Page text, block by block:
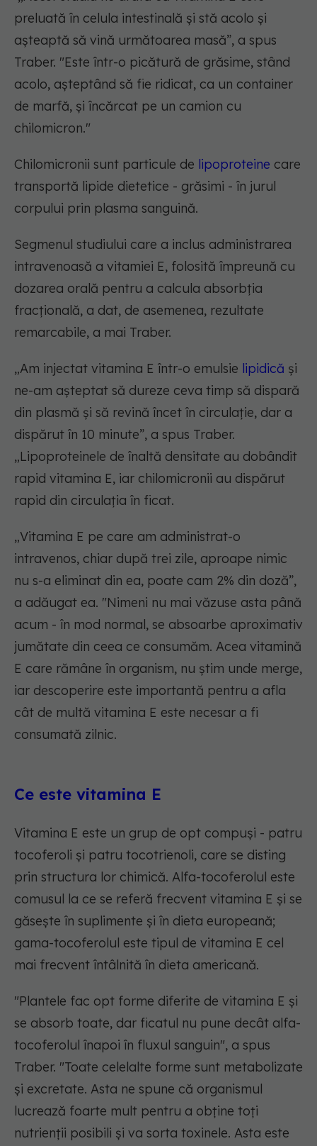
preluată în celula intestinală și stă acolo și
așteaptă să vină următoarea masă”, a spus
Traber. "Este într-o picătură de grăsime, stând
acolo, așteptând să fie ridicat, ca un container
de marfă, și încărcat pe un camion cu
chilomicron."
Chilomicronii sunt particule de lipoproteine care
transportă lipide dietetice - grăsimi - în jurul
corpului prin plasma sanguină.
Segmenul studiului care a inclus administrarea
intravenoasă a vitamiei E, folosită împreună cu
dozarea orală pentru a calcula absorbția
fracțională, a dat, de asemenea, rezultate
remarcabile, a mai Traber.
„Am injectat vitamina E într-o emulsie lipidică și
ne-am așteptat să dureze ceva timp să dispară
din plasmă și să revină încet în circulație, dar a
dispărut în 10 minute”, a spus Traber.
„Lipoproteinele de înaltă densitate au dobândit
rapid vitamina E, iar chilomicronii au dispărut
rapid din circulația în ficat.
„Vitamina E pe care am administrat-o
intravenos, chiar după trei zile, aproape nimic
nu s-a eliminat din ea, poate cam 2% din doză”,
a adăugat ea. "Nimeni nu mai văzuse asta până
acum - în mod normal, se absoarbe aproximativ
jumătate din ceea ce consumăm. Acea vitamină
E care rămâne în organism, nu știm unde merge,
iar descoperire este importantă pentru a afla
cât de multă vitamina E este necesar a fi
consumată zilnic.
Ce este vitamina E
Vitamina E este un grup de opt compuși - patru
tocoferoli și patru tocotrienoli, care se disting
prin structura lor chimică. Alfa-tocoferolul este
comusul la ce se referă frecvent vitamina E și se
găsește în suplimente și în dieta europeană;
gama-tocoferolul este tipul de vitamina E cel
mai frecvent întâlnită în dieta americană.
"Plantele fac opt forme diferite de vitamina E și
se absorb toate, dar ficatul nu pune decât alfa-
tocoferolul înapoi în fluxul sanguin", a spus
Traber. "Toate celelalte forme sunt metabolizate
și excretate. Asta ne spune că organismul
lucrează foarte mult pentru a obține toți
nutrienții posibili și va sorta toxinele. Asta este